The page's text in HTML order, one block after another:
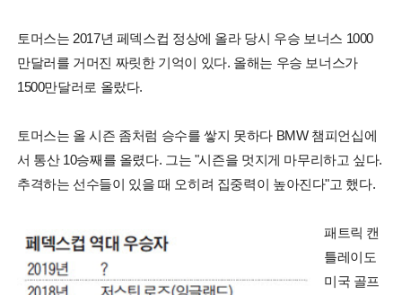
토머스는 2017년 페덱스컵 정상에 올라 당시 우승 보너스 1000
만달러를 거머진 짜릿한 기억이 있다. 올해는 우승 보너스가
1500만달러로 올랐다.
토머스는 올 시즌 좀처럼 승수를 쌓지 못하다 BMW 챔피언십에
서 통산 10승째를 올렸다. 그는 "시즌을 멋지게 마무리하고 싶다.
추격하는 선수들이 있을 때 오히려 집중력이 높아진다"고 했다.
패트릭 캔
틀레이도
미국 골프